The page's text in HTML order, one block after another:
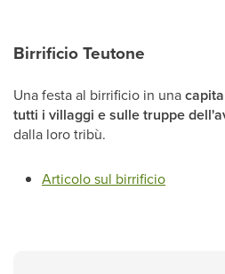
Birrificio Teutone
Una festa al birrificio in una
tutti i villaggi e sulle truppe
dalla loro tribù.
Articolo sul birrificio